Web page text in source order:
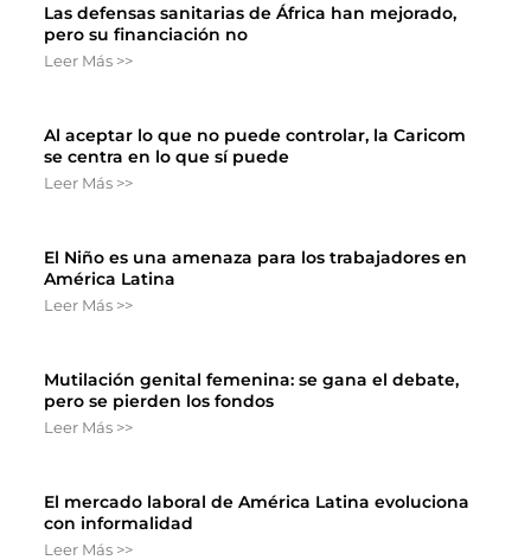
Las defensas sanitarias de África han mejorado,
pero su financiación no
Leer Más >>
Al aceptar lo que no puede controlar, la Caricom
se centra en lo que sí puede
Leer Más >>
El Niño es una amenaza para los trabajadores en
América Latina
Leer Más >>
Mutilación genital femenina: se gana el debate,
pero se pierden los fondos
Leer Más >>
El mercado laboral de América Latina evoluciona
con informalidad
Leer Más >>